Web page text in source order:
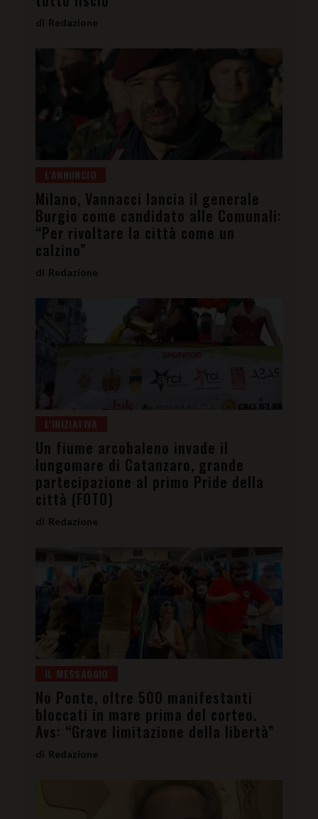
Redazione
L'ANNUNCIO
Milano, Vannacci lancia il generale
Burgio come candidato alle Comunali:
“Per rivoltare la città come un
calzino”
Redazione
L'INIZIATIVA
Un fiume arcobaleno invade il
lungomare di Catanzaro, grande
partecipazione al primo Pride della
città (FOTO)
Redazione
IL MESSAGGIO
No Ponte, oltre 500 manifestanti
bloccati in mare prima del corteo.
Avs: “Grave limitazione della libertà”
Redazione